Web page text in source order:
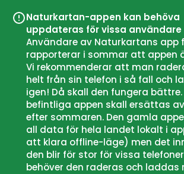
Naturkartan-appen kan behöva
uppdateras för vissa användare
Användare av Naturkartans app
rapporterar i sommar att appen
Vi rekommenderar att man
helt från sin telefon i så fall och
igen! Då skall den fungera bättre.
befintliga appen skall ersättas
efter sommaren. Den gamla
all data för hela landet lokalt i
att klara offline-läge) men det
den blir för stor för vissa
behöver den raderas och laddas